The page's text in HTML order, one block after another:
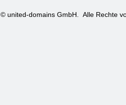
© united-domains GmbH. Alle Rechte